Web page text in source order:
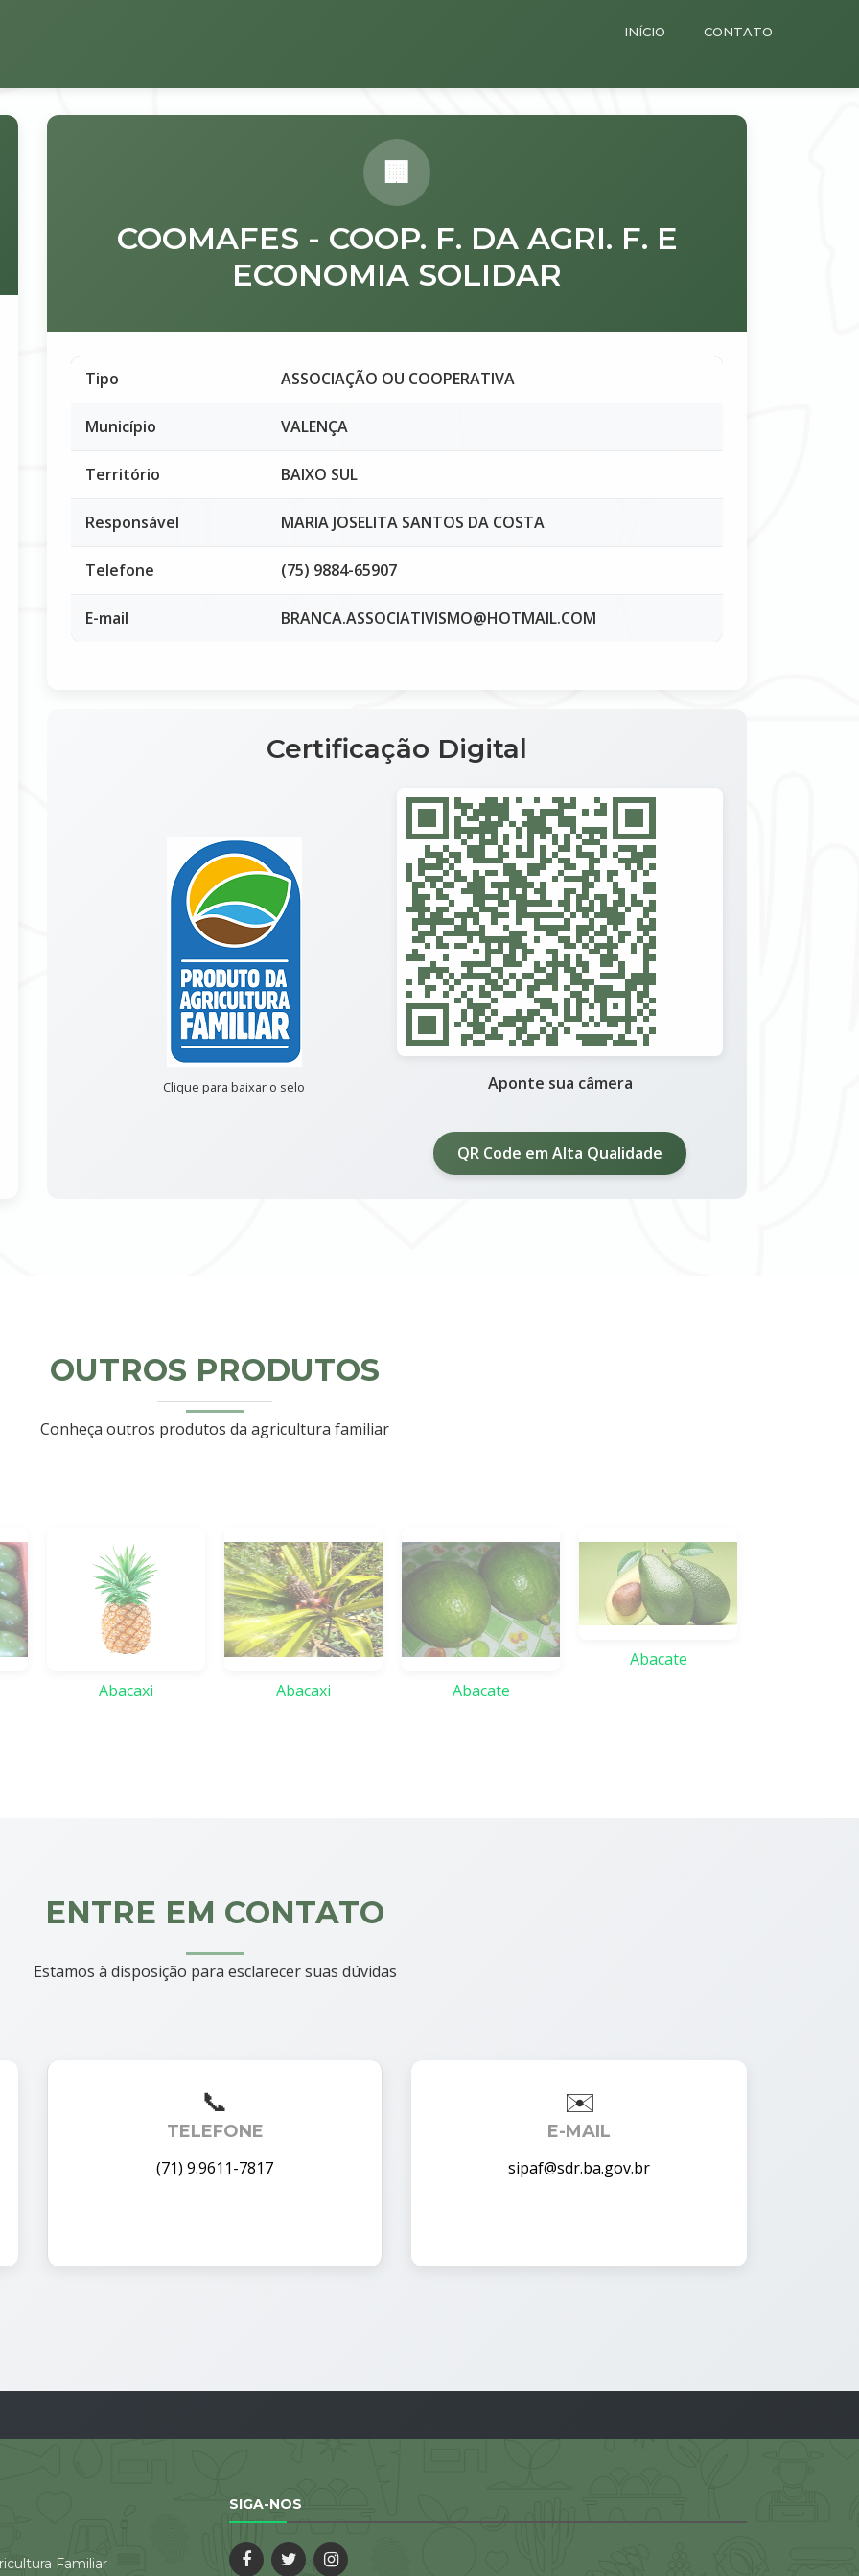
INÍCIO CONTATO
COOMAFES - COOP. F. DA AGRI. F. E
ECONOMIA SOLIDAR
Tipo ASSOCIAÇÃO OU COOPERATIVA
Município VALENÇA
Território BAIXO SUL
Responsável MARIA JOSELITA SANTOS DA COSTA
Telefone (75) 9884-65907
E-mail BRANCA.ASSOCIATIVISMO@HOTMAIL.COM
Certificação Digital
Clique para baixar o selo Aponte sua câmera
QR Code em Alta Qualidade
OUTROS PRODUTOS
Conheça outros produtos da agricultura familiar
Abacaxi Abacaxi Abacate
Abacate
ENTRE EM CONTATO
Estamos à disposição para esclarecer suas dúvidas
TELEFONE
(71) 9.9611-7817
E-MAIL
sipaf@sdr.ba.gov.br
Familiar
SIGA-NOS